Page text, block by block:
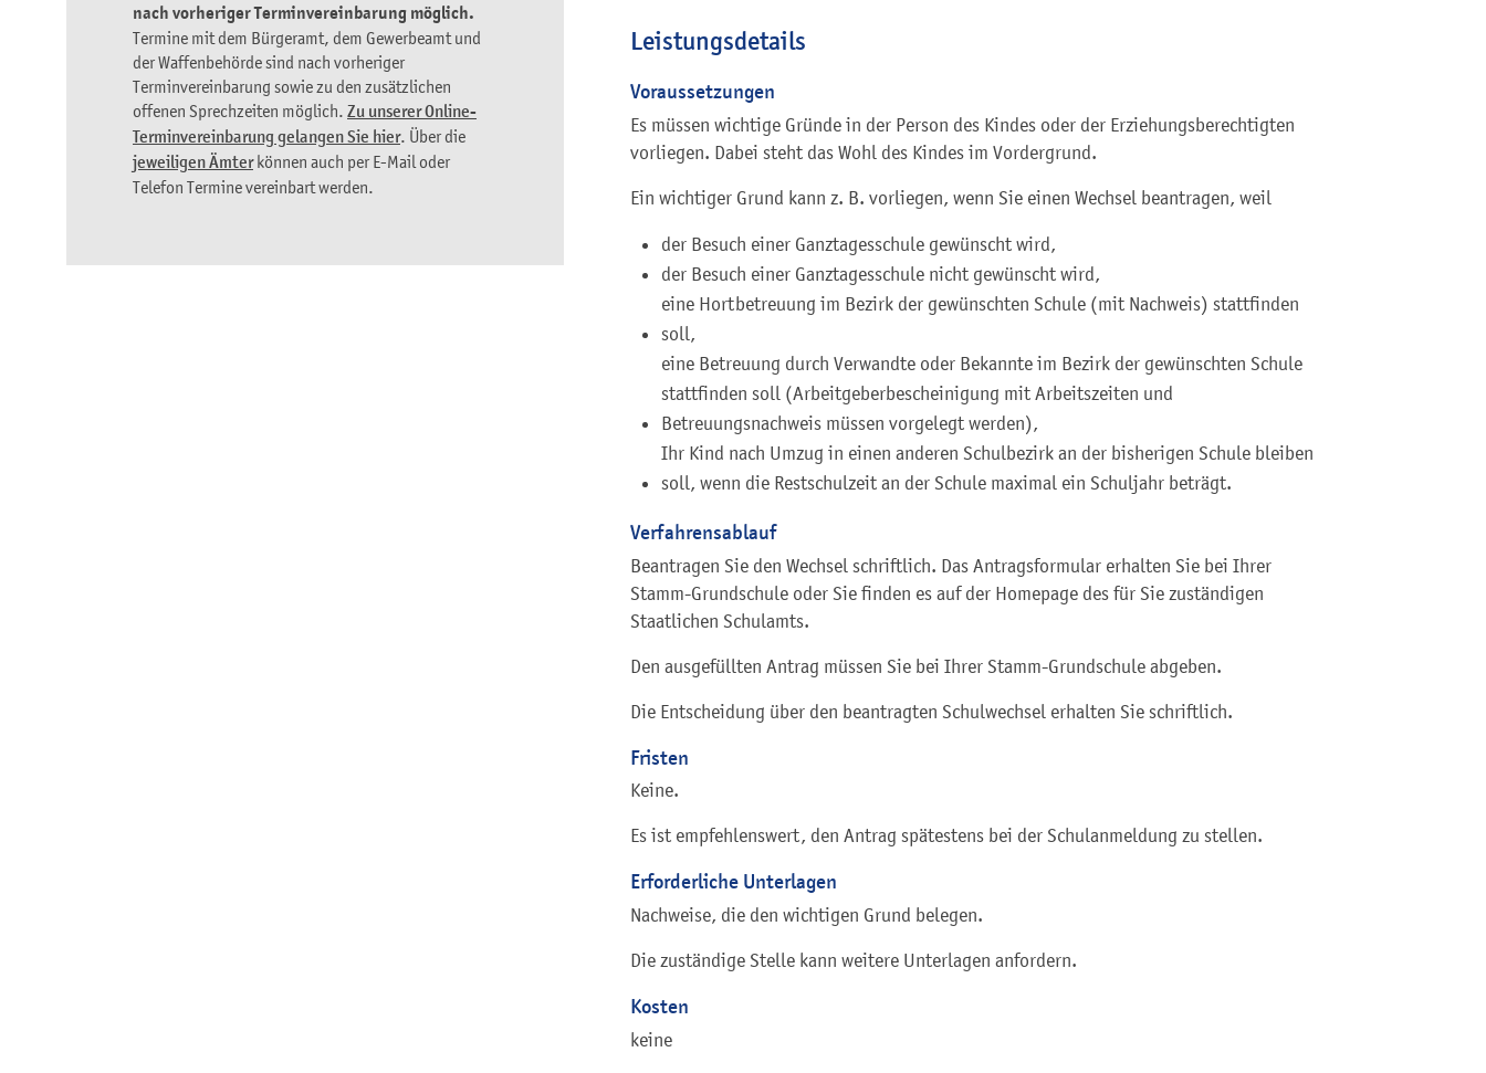
nach vorheriger Terminvereinbarung möglich.
Termine mit dem Bürgeramt, dem Gewerbeamt und
der Waffenbehörde sind nach vorheriger
Terminvereinbarung sowie zu den zusätzlichen
offenen Sprechzeiten möglich. Zu unserer Online-
Terminvereinbarung gelangen Sie hier. Über die
jeweiligen Ämterkönnen auch per E-Mail oder
Telefon Termine vereinbart werden.
Leistungsdetails
Voraussetzungen
Es müssen wichtige Gründe in der Person des Kindes oder der Erziehungsberechtigten
vorliegen. Dabei steht das Wohl des Kindes im Vordergrund.
Ein wichtiger Grund kann z. B. vorliegen, wenn Sie einen Wechsel beantragen, weil
der Besuch einer Ganztagesschule gewünscht wird,
der Besuch einer Ganztagesschule nicht gewünscht wird,
eine Hortbetreuung im Bezirk der gewünschten Schule (mit Nachweis) stattfinden
soll,
eine Betreuung durch Verwandte oder Bekannte im Bezirk der gewünschten Schule
stattfinden soll (Arbeitgeberbescheinigung mit Arbeitszeiten und
Betreuungsnachweis müssen vorgelegt werden),
Ihr Kind nach Umzug in einen anderen Schulbezirk an der bisherigen Schule bleiben
soll, wenn die Restschulzeit an der Schule maximal ein Schuljahr beträgt.
Verfahrensablauf
Beantragen Sie den Wechsel schriftlich. Das Antragsformular erhalten Sie bei Ihrer
Stamm-Grundschule oder Sie finden es auf der Homepage des für Sie zuständigen
Staatlichen Schulamts.
Den ausgefüllten Antrag müssen Sie bei Ihrer Stamm-Grundschule abgeben.
Die Entscheidung über den beantragten Schulwechsel erhalten Sie schriftlich.
Fristen
Keine.
Es ist empfehlenswert, den Antrag spätestens bei der Schulanmeldung zu stellen.
Erforderliche Unterlagen
Nachweise, die den wichtigen Grund belegen.
Die zuständige Stelle kann weitere Unterlagen anfordern.
Kosten
keine